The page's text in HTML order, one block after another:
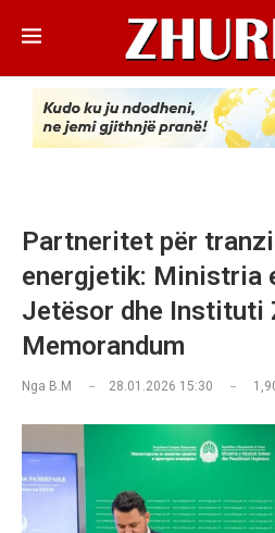
Partneritet për
energjetik: Ministria
Jetësor dhe Instituti
Memorandum
Nga B.M 28.01.2026 15:30